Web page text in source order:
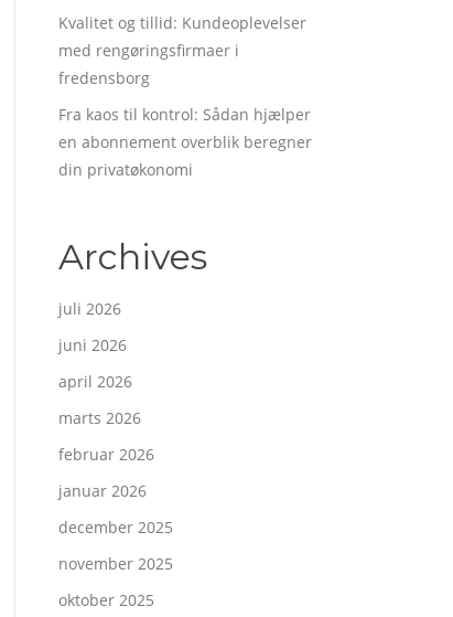
Kvalitet og tillid: Kundeoplevelser
med rengøringsfirmaer i
fredensborg
Fra kaos til kontrol: Sådan hjælper
en abonnement overblik beregner
din privatøkonomi
Archives
juli 2026
juni 2026
april 2026
marts 2026
februar 2026
januar 2026
december 2025
november 2025
oktober 2025